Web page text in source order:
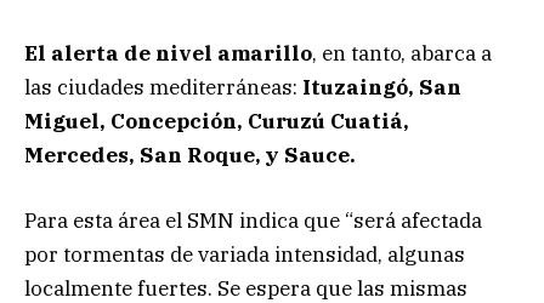
El alerta de nivel amarillo, en tanto, abarca a
las ciudades mediterráneas: Ituzaingó, San
Miguel, Concepción, Curuzú Cuatiá,
Mercedes, San Roque, y Sauce.
Para esta área el SMN indica que “será afectada
por tormentas de variada intensidad, algunas
localmente fuertes. Se espera que las mismas